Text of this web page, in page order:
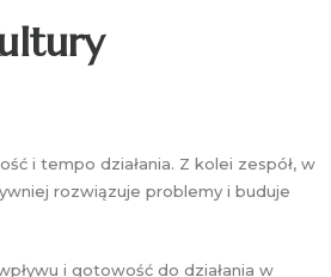
i tempo działania. Z kolei zespół, w
rozwiązuje problemy i buduje
i gotowość do działania w